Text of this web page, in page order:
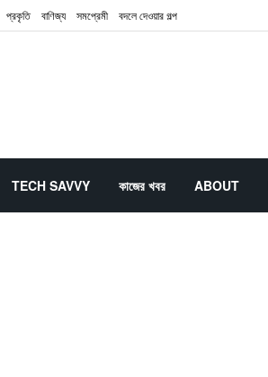
প্রকৃতি বাণিজ্য সমপ্রেমী বদলে দেওয়ার গল্প
TECH SAVVY কাজের খবর ABOUT